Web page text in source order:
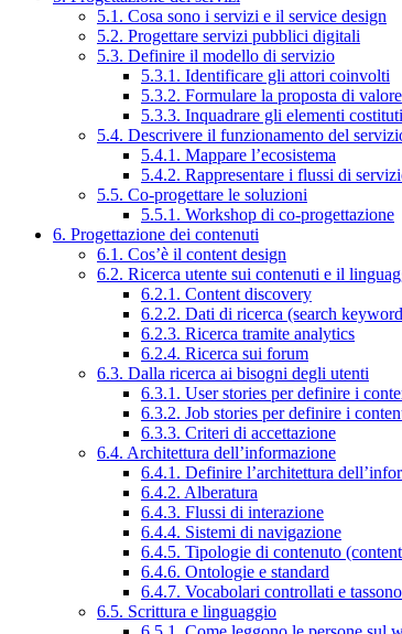
5.1. Cosa sono i servizi e il service design
5.2. Progettare servizi pubblici digitali
5.3. Definire il modello di servizio
5.3.1. Identificare gli attori coinvolti
5.3.2. Formulare la proposta di valore
5.3.3. Inquadrare gli elementi
5.4. Descrivere il funzionamento del
5.4.1. Mappare l’ecosistema
5.4.2. Rappresentare i flussi di
5.5. Co-progettare le soluzioni
5.5.1. Workshop di co-progettazione
6. Progettazione dei contenuti
6.1. Cos’è il content design
6.2. Ricerca utente sui contenuti e il
6.2.1. Content discovery
6.2.2. Dati di ricerca (search
6.2.3. Ricerca tramite analytics
6.2.4. Ricerca sui forum
6.3. Dalla ricerca ai bisogni degli utenti
6.3.1. User stories per definire i
6.3.2. Job stories per definire i
6.3.3. Criteri di accettazione
6.4. Architettura dell’informazione
6.4.1. Definire l’architettura
6.4.2. Alberatura
6.4.3. Flussi di interazione
6.4.4. Sistemi di navigazione
6.4.5. Tipologie di contenuto
6.4.6. Ontologie e standard
6.4.7. Vocabolari controllati e
6.5. Scrittura e linguaggio